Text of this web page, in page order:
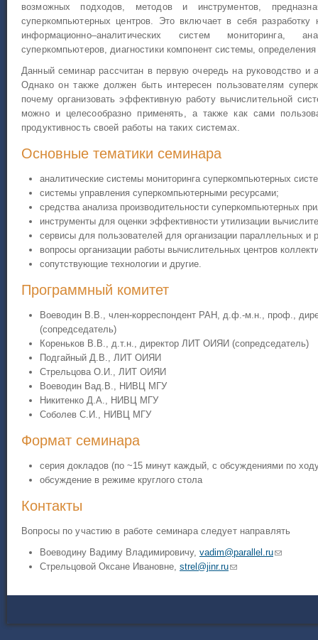
возможных подходов, методов и инструментов,
суперкомпьютерных центров. Это включает в себя разработку
информационно–аналитических систем мониторинга,
суперкомпьютеров, диагностики компонент системы,
Данный семинар рассчитан в первую очередь на руководство и
Однако он также должен быть интересен пользователям
почему организовать эффективную работу вычислительной
можно и целесообразно применять, а также как сами
продуктивность своей работы на таких системах.
Основные тематики семинара
аналитические системы мониторинга суперкомпьютерных
системы управления суперкомпьютерными ресурсами;
средства анализа производительности суперкомпьютерных
инструменты для оценки эффективности утилизации
сервисы для пользователей для организации параллельных и
вопросы организации работы вычислительных центров
сопутствующие технологии и другие.
Программный комитет
Воеводин В.В., член-корреспондент РАН, д.ф.-м.н., проф.,
(сопредседатель)
Кореньков В.В., д.т.н., директор ЛИТ ОИЯИ (сопредседатель)
Подгайный Д.В., ЛИТ ОИЯИ
Стрельцова О.И., ЛИТ ОИЯИ
Воеводин Вад.В., НИВЦ МГУ
Никитенко Д.А., НИВЦ МГУ
Соболев С.И., НИВЦ МГУ
Формат семинара
серия докладов (по ~15 минут каждый, с обсуждениями по
обсуждение в режиме круглого стола
Контакты
Вопросы по участию в работе семинара следует направлять
Воеводину Вадиму Владимировичу, vadim@parallel.ru(ссылка
Стрельцовой Оксане Ивановне, strel@jinr.ru(ссылка для